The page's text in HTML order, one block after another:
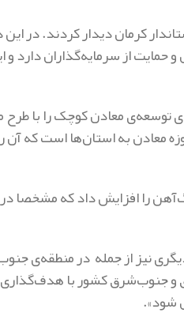
کرمان دیدار کردند. در
از سرمایه‌گذاران دارد و
توسعه‌ی معادن کوچک را با
معادن به استان‌ها است که آن
را افزایش داد که مشخصا
نیز از جمله در منطقه‌ی
جنوب‌شرق کشور با هدف‌گذاری
شود».